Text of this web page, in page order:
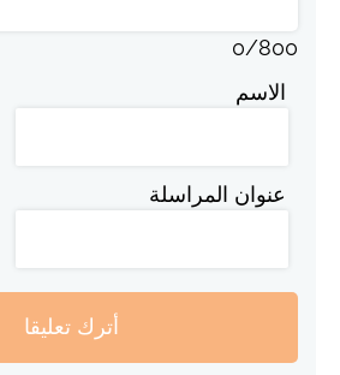
0/800
الاسم
عنوان المراسلة
أترك تعليقا